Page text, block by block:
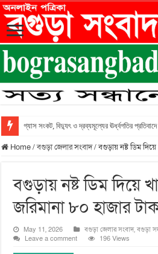
গ্যাস সংকট, বিদ্যুৎ ও দ্রব্যমূল্যের ঊর্ধ্বগতির
Home/বগুড়া জেলার সংবাদ/বগুড়ায় নষ্ট ডিম
বগুড়ায় নষ্ট ডিম দিয়ে
জরিমানা ৮০ হাজার
May 11, 2026 বগুড়া জেলার সংবাদ,বগুড়া
Leave a comment
196 Views